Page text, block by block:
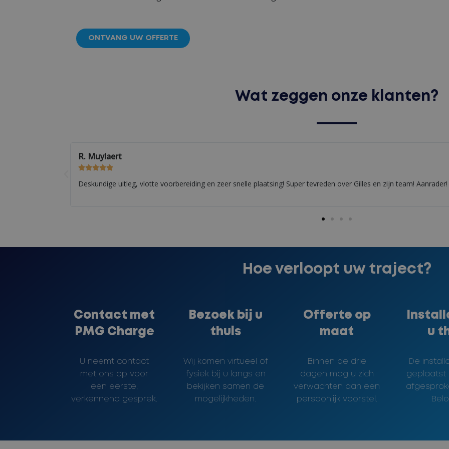
ONTVANG UW OFFERTE
Wat zeggen onze klanten?
B. Vanden Brande

Correcte en professionele service. Zeer tevreden met de propere afwerking en gebruiksvriendelijke werking. Ook
Hoe verloopt uw traject?
Contact met
PMG Charge
U neemt contact
met ons op voor
een eerste,
verkennend gesprek.
Bezoek bij u
thuis
Wij komen virtueel of
fysiek bij u langs en
bekijken samen de
mogelijkheden.
Offerte op
maat
Binnen de drie
dagen mag u zich
verwachten aan een
persoonlijk voorstel.
u
De
geplaatst